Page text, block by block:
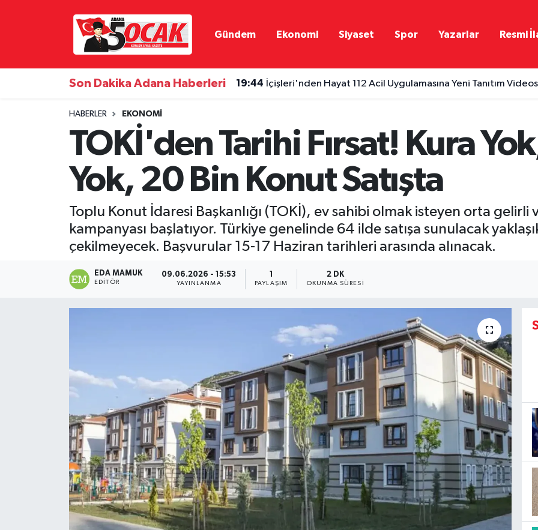
Gündem Ekonomi Siyaset Spor Yazarlar Resmi
Son Dakika Adana Haberleri 19:44 İçişleri'nden Hayat 112 Acil Uygulamasına Yeni Tanıtım
HABERLER EKONOMI
TOKİ'den Tarihi Fırsat! Kura
Yok, 20 Bin Konut Satışta
Toplu Konut İdaresi Başkanlığı (TOKİ), ev sahibi olmak isteyen orta
kampanyası başlatıyor. Türkiye genelinde 64 ilde satışa sunulacak
çekilmeyecek. Başvurular 15-17 Haziran tarihleri arasında alınacak.
EDA MAMUK
EDITÖR
09.06.2026 - 15:53
YAYINLANMA PAYLAŞIM
2 DK
OKUNMA SÜRESI
Gündem
Magazin
Siyaset
Yerel Yönetimler
Adana Nöbetçi Eczaneler
Adana Hava Durumu
Adana Trafik Yoğunluk Haritası
Süper Lig Puan Durumu ve Fikstür
Son Dakika Haberleri